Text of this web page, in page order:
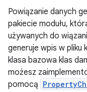
Powiązanie danych
pakiecie modułu,
używanych do
generuje wpis w pliku
klasa bazowa klas
możesz
pomocą